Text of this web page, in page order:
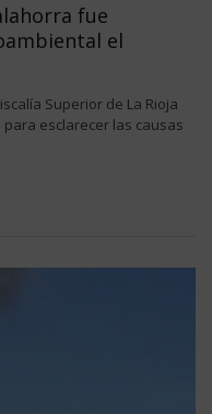
fue
el
Superior de La Rioja
esclarecer las causas